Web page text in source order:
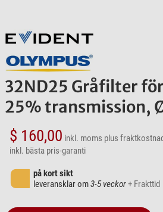
32ND25 Gråfilter
25% transmission,
$ 160,00 inkl. moms plus
inkl. bästa pris-garanti
på kort sikt
leveransklar om3-5 veckor+ Frakttid